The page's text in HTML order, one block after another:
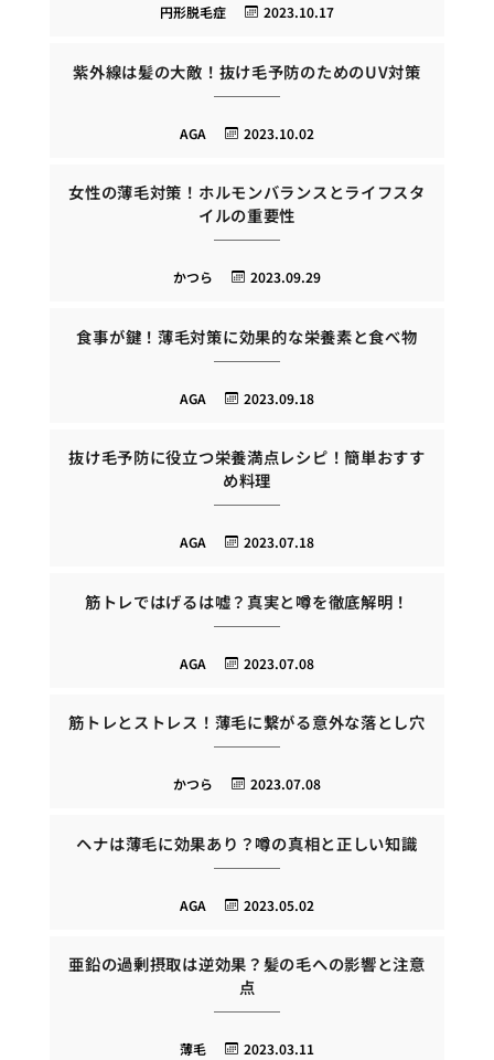
2023.10.17
円形脱毛症
紫外線は髪の大敵！抜け毛予防のためのUV対策
2023.10.02
AGA
女性の薄毛対策！ホルモンバランスとライフスタ
イルの重要性
2023.09.29
かつら
食事が鍵！薄毛対策に効果的な栄養素と食べ物
2023.09.18
AGA
抜け毛予防に役立つ栄養満点レシピ！簡単おすす
め料理
2023.07.18
AGA
筋トレではげるは嘘？真実と噂を徹底解明！
2023.07.08
AGA
筋トレとストレス！薄毛に繋がる意外な落とし穴
2023.07.08
かつら
ヘナは薄毛に効果あり？噂の真相と正しい知識
2023.05.02
AGA
亜鉛の過剰摂取は逆効果？髪の毛への影響と注意
点
2023.03.11
薄毛